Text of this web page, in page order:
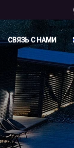
СВЯЗЬ С НАМИ